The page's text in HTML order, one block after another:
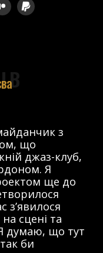
з
що
джаз-клуб,
Я
ще до
з’явилося
сцені та
думаю, що тут
би